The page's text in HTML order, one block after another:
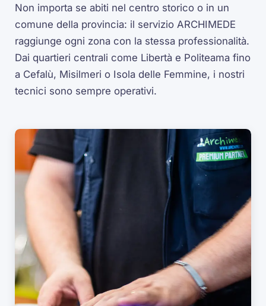
Non importa se abiti nel centro storico o in un
comune della provincia: il servizio ARCHIMEDE
raggiunge ogni zona con la stessa professionalità.
Dai quartieri centrali come Libertà e Politeama fino
a Cefalù, Misilmeri o Isola delle Femmine, i nostri
tecnici sono sempre operativi.